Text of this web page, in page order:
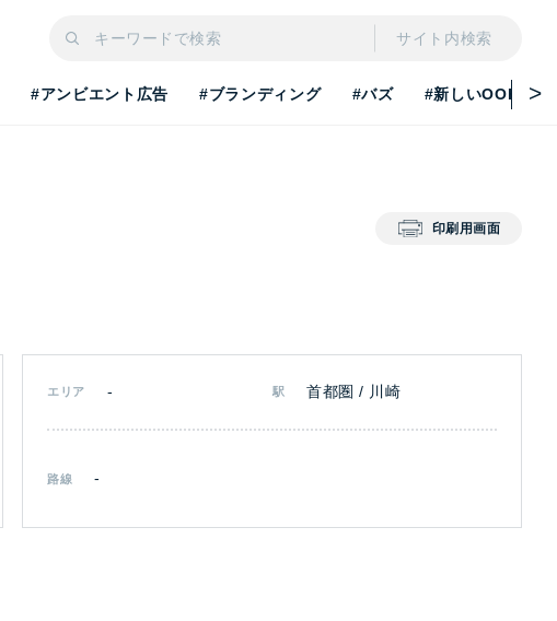
サイト内検索
#アンビエント広告 #ブランディング #バズ #新しいOOH
印刷用画面
エリア - 駅 首都圏 / 川崎
路線 -